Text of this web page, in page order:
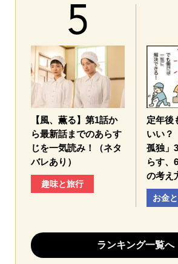
【風、薫る】第1話か
ら最新話までのあらす
じを一気読み！（ネタ
バレあり）
趣味と旅行
定年後
いい？
孤独」
らす、
の考え
お金
ランキング一覧へ